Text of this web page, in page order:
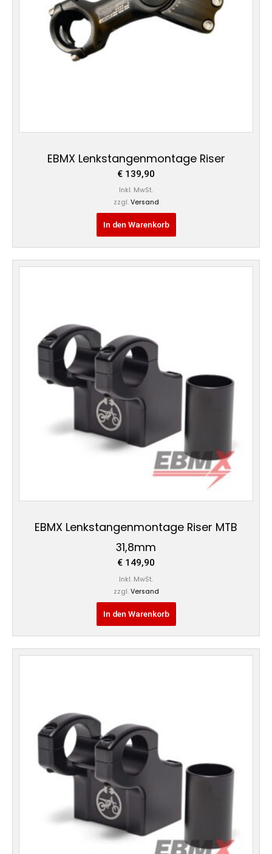
EBMX Lenkstangenmontage Riser
€ 139,90
Inkl. MwSt.
zzgl. Versand
In den Warenkorb
EBMX Lenkstangenmontage Riser MTB
31,8mm
€ 149,90
Inkl. MwSt.
zzgl. Versand
In den Warenkorb